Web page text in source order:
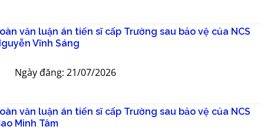
văn luận án tiến sĩ cấp Trường sau bảo vệ của NCS
Vĩnh Sáng
Ngày đăng: 21/07/2026
văn luận án tiến sĩ cấp Trường sau bảo vệ của NCS
Minh Tâm